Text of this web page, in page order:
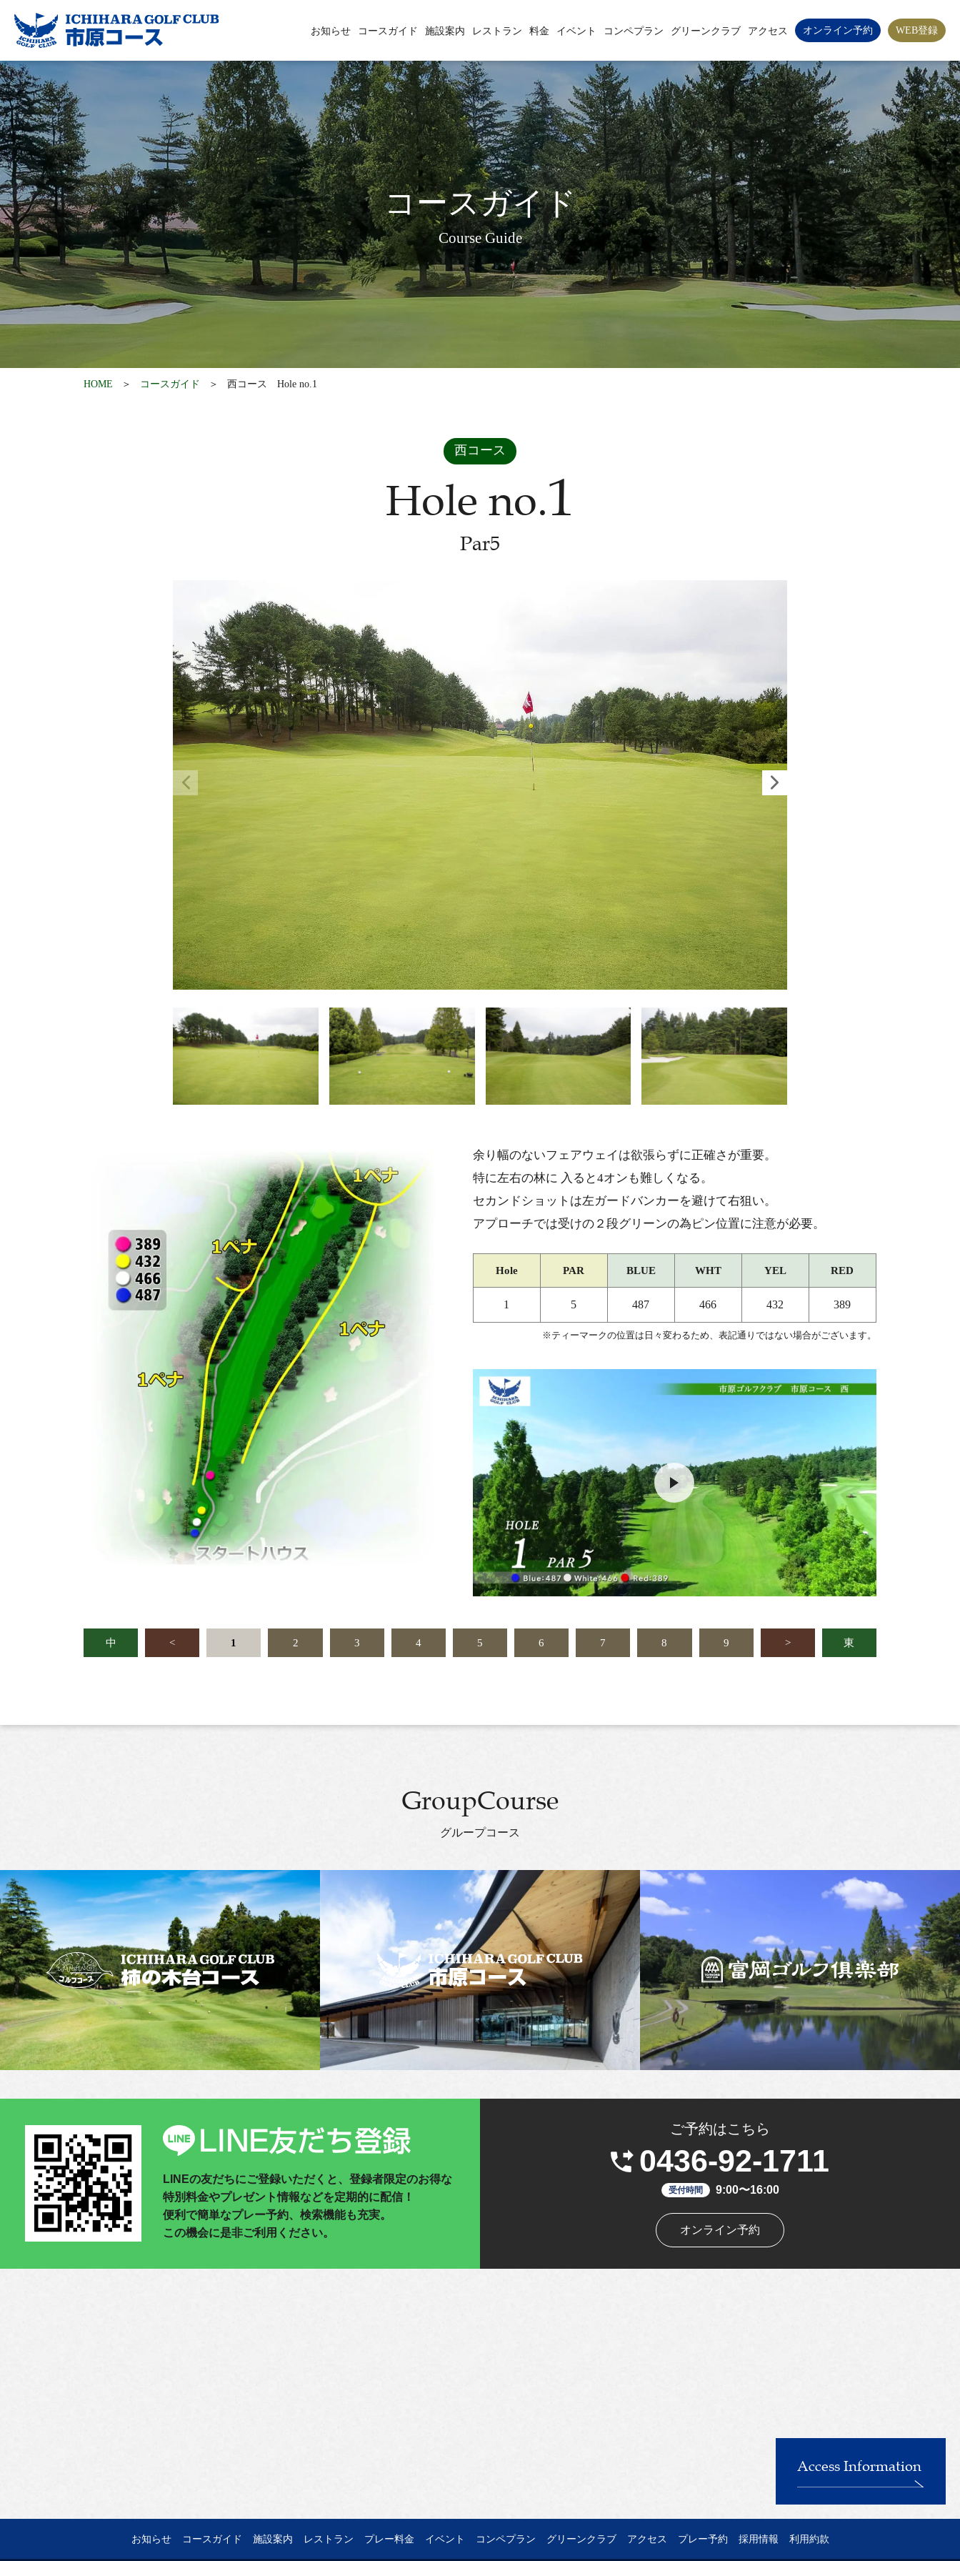
お知らせ コースガイド 施設案内 レストラン 料金 イベント コンペプラン グリーンクラブ アクセス オンライン予約 WEB登録
コースガイド
Course Guide
HOME コースガイド 西コース Hole no.1
西コース
Hole no.1
Par5
余り幅のないフェアウェイは欲張らずに正確さが重要。
特に左右の林に 入ると4オンも難しくなる。
セカンドショットは左ガードバンカーを避けて右狙い。
アプローチでは受けの２段グリーンの為ピン位置に注意が必要。
Hole PAR BLUE WHT YEL RED
1 5 487 466 432 389
※ティーマークの位置は日々変わるため、表記通りではない場合がございます。
中 < 1 2 3 4 5 6 7 8 9 > 東
GroupCourse
グループコース
LINEの友だちにご登録いただくと、登録者限定のお得な
特別料金やプレゼント情報などを定期的に配信！
便利で簡単なプレー予約、検索機能も充実。
この機会に是非ご利用ください。
ご予約はこちら
0436-92-1711
受付時間 9:00〜16:00
オンライン予約
Access Information
お知らせ コースガイド 施設案内 レストラン プレー料金 イベント コンペプラン グリーンクラブ アクセス プレー予約 採用情報 利用約款